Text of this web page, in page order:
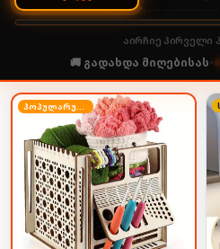
აირჩიე პირველი
🚚 გადახდა მიღებისას•
პოპულარული